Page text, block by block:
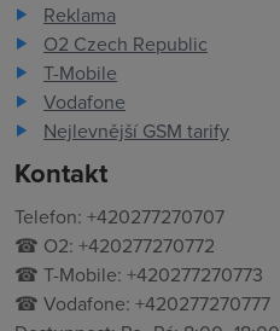
Reklama
O2 Czech Republic
T-Mobile
Vodafone
Nejlevnější GSM tarify
Kontakt
Telefon: +420277270707
☎ O2: +420277270772
☎ T-Mobile: +420277270773
☎ Vodafone: +420277270777